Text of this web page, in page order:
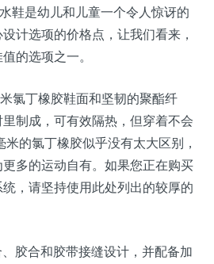
鞋是幼儿和儿童一个令人惊讶的
计选项的价格点，让我们看来，
的选项之一。
氯丁橡胶鞋面和坚韧的聚酯纤
制成，可有效隔热，但穿着不会
米的氯丁橡胶似乎没有太大区别，
多的运动自有。如果您正在购买
，请坚持使用此处列出的较厚的
胶合和胶带接缝设计，并配备加